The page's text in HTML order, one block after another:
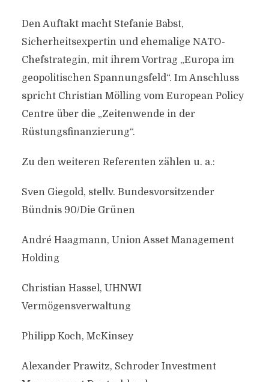
Den Auftakt macht Stefanie Babst,
Sicherheitsexpertin und ehemalige NATO-
Chefstrategin, mit ihrem Vortrag „Europa im
geopolitischen Spannungsfeld“. Im Anschluss
spricht Christian Mölling vom European Policy
Centre über die „Zeitenwende in der
Rüstungsfinanzierung“.
Zu den weiteren Referenten zählen u. a.:
Sven Giegold, stellv. Bundesvorsitzender
Bündnis 90/Die Grünen
André Haagmann, Union Asset Management
Holding
Christian Hassel, UHNWI
Vermögensverwaltung
Philipp Koch, McKinsey
Alexander Prawitz, Schroder Investment